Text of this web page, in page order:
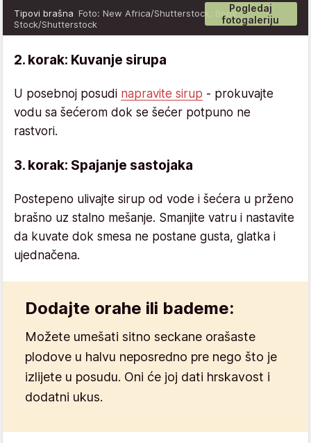
Pogledaj
fotogaleriju
Tipovi brašna Foto: New Africa/Shutterstock, Body
Stock/Shutterstock
2. korak: Kuvanje sirupa
U posebnoj posudi napravite sirup - prokuvajte
vodu sa šećerom dok se šećer potpuno ne
rastvori.
3. korak: Spajanje sastojaka
Postepeno ulivajte sirup od vode i šećera u prženo
brašno uz stalno mešanje. Smanjite vatru i nastavite
da kuvate dok smesa ne postane gusta, glatka i
ujednačena.
Dodajte orahe ili bademe:
Možete umešati sitno seckane orašaste
plodove u halvu neposredno pre nego što je
izlijete u posudu. Oni će joj dati hrskavost i
dodatni ukus.